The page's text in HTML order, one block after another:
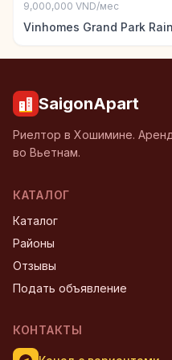
9,000,000 VND/мес
Vinhomes Grand Park
SaigonApart
Риелтор в Хошимине.
во Вьетнам.
КАТАЛОГ
Каталог
Районы
Отзывы
Подать объявление
КОНТАКТЫ